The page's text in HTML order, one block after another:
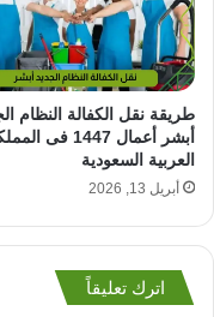
طريقة نقل الكفالة النظام
أبشر أعمال 1447 فى
العربية السعودية
أبريل 13, 2026
اترك تعليقاً